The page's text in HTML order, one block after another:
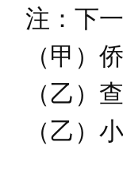
注：下
（甲）侨
（乙）查
（乙）